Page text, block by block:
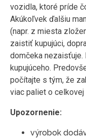
vozidla, ktoré príde
Akúkoľvek ďalšiu
(napr. z miesta
zaistiť kupujúci,
domčeka nezaisťuje.
kupujúceho.
počítajte s tým, že
viac paliet o
Upozornenie:
výrobok